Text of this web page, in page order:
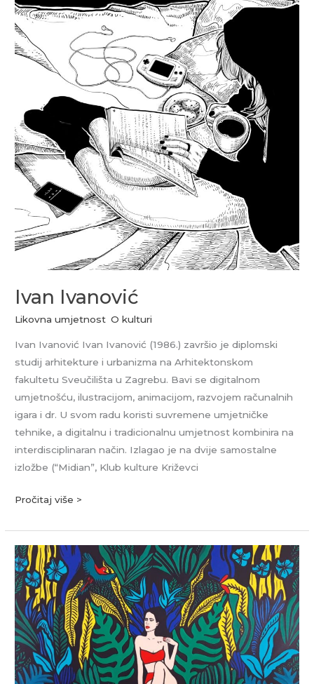
Ivan Ivanović
Likovna umjetnost ,O kulturi
Ivan Ivanović Ivan Ivanović (1986.) završio je diplomski
studij arhitekture i urbanizma na Arhitektonskom
fakultetu Sveučilišta u Zagrebu. Bavi se digitalnom
umjetnošću, ilustracijom, animacijom, razvojem računalnih
igara i dr. U svom radu koristi suvremene umjetničke
tehnike, a digitalnu i tradicionalnu umjetnost kombinira na
interdisciplinaran način. Izlagao je na dvije samostalne
izložbe (“Midian”, Klub kulture Križevci
Pročitaj više >
Iva
Bolfek